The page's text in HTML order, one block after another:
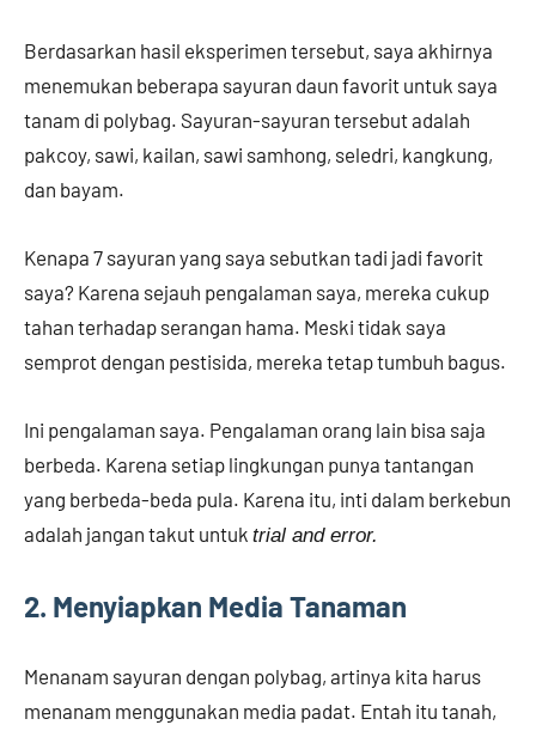
Berdasarkan hasil eksperimen tersebut, saya akhirnya
menemukan beberapa sayuran daun favorit untuk saya
tanam di polybag. Sayuran-sayuran tersebut adalah
pakcoy, sawi, kailan, sawi samhong, seledri, kangkung,
dan bayam.
Kenapa 7 sayuran yang saya sebutkan tadi jadi favorit
saya? Karena sejauh pengalaman saya, mereka cukup
tahan terhadap serangan hama. Meski tidak saya
semprot dengan pestisida, mereka tetap tumbuh bagus.
Ini pengalaman saya. Pengalaman orang lain bisa saja
berbeda. Karena setiap lingkungan punya tantangan
yang berbeda-beda pula. Karena itu, inti dalam berkebun
adalah jangan takut untuk trial and error.
2. Menyiapkan Media Tanaman
Menanam sayuran dengan polybag, artinya kita harus
menanam menggunakan media padat. Entah itu tanah,